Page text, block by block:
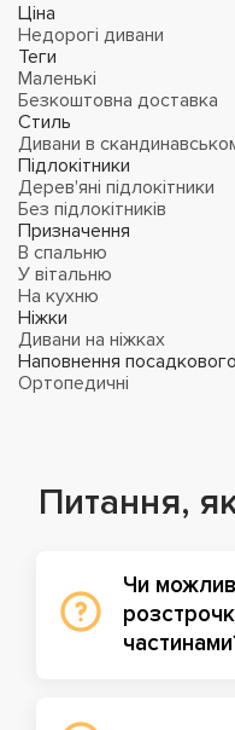
Ціна
Недорогі дивани
Теги
Маленькі
Безкоштовна доставка
Стиль
Дивани в
Підлокітники
Дерев'яні підлокітники
Без підлокітників
Призначення
В спальню
У вітальню
На кухню
Ніжки
Дивани на ніжках
Наповнення
Ортопедичні
Питання,
Чи